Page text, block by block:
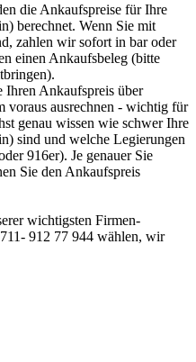
die Ankaufspreise für Ihre
berechnet. Wenn Sie mit
zahlen wir sofort in bar oder
einen Ankaufsbeleg (bitte
Ihren Ankaufspreis über
voraus ausrechnen - wichtig für
genau wissen wie schwer Ihre
sind und welche Legierungen
916er). Je genauer Sie
Sie den Ankaufspreis
wichtigsten Firmen-
912 77 944 wählen, wir